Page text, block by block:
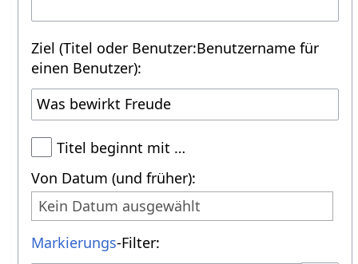
Ziel (Titel oder Benutzer:Benutzername für
einen Benutzer):
Titel beginnt mit …
Von Datum (und früher):
Kein Datum ausgewählt
Markierungs-Filter: